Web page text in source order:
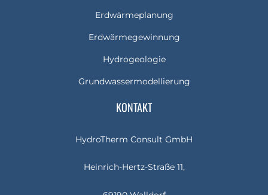
Erdwärmeplanung
Erdwärmegewinnung
Hydrogeologie
Grundwassermodellierung
KONTAKT
HydroTherm Consult GmbH
Heinrich-Hertz-Straße 11,